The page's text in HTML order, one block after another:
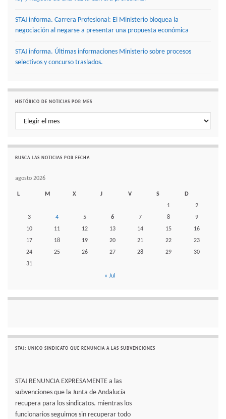
STAJ informa. Carrera Profesional: El Ministerio bloquea la
negociación al negarse a presentar una propuesta económica
STAJ informa. Últimas informaciones Ministerio sobre procesos
selectivos y concurso traslados.
HISTÓRICO DE NOTICIAS POR MES
Histórico de noticias por mes
BUSCA LAS NOTICIAS POR FECHA
agosto 2026
L M X J V S
D
1
2
3
4 5 6 7 8
9
10
11 12 13 14 15
16
17
18 19 20 21 22
23
24
25 26 27 28 29
30
31
« Jul
STAJ: UNICO SINDICATO QUE RENUNCIA A LAS SUBVENCIONES
STAJ RENUNCIA EXPRESAMENTE a las
subvenciones que la Junta de Andalucía
recupera para los sindicatos. mientras los
funcionarios seguimos sin recuperar todo